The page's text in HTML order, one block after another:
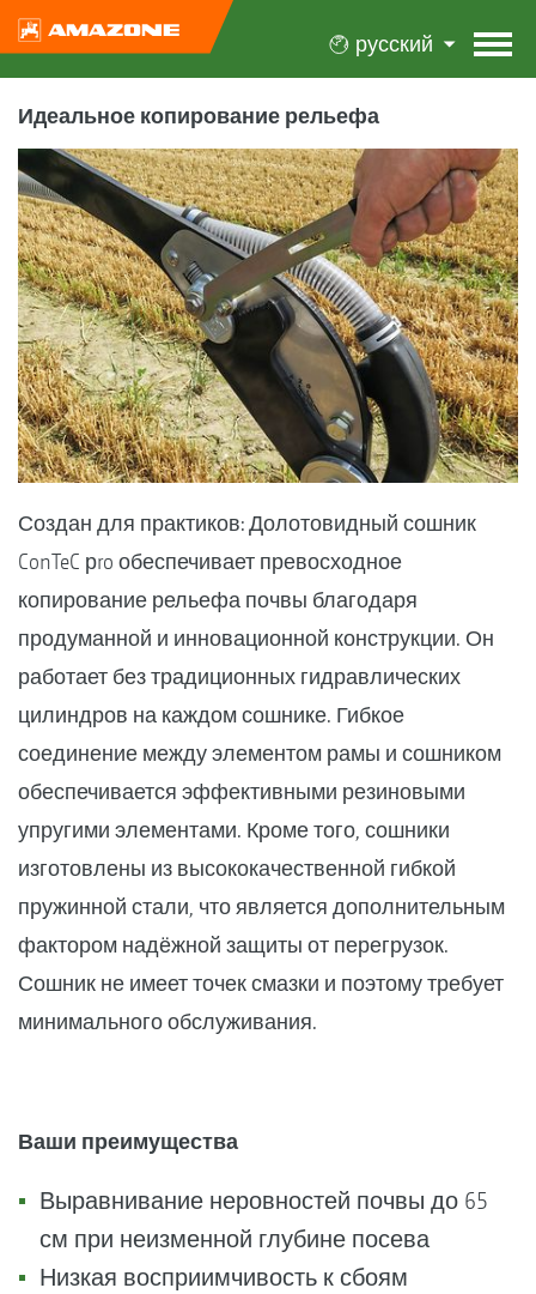
русский
Идеальное копирование рельефа
Создан для практиков: Долотовидный сошник
ConTeC рro обеспечивает превосходное
копирование рельефа почвы благодаря
продуманной и инновационной конструкции. Он
работает без традиционных гидравлических
цилиндров на каждом сошнике. Гибкое
соединение между элементом рамы и сошником
обеспечивается эффективными резиновыми
упругими элементами. Кроме того, сошники
изготовлены из высококачественной гибкой
пружинной стали, что является дополнительным
фактором надёжной защиты от перегрузок.
Сошник не имеет точек смазки и поэтому требует
минимального обслуживания.
Ваши преимущества
Выравнивание неровностей почвы до 65
см при неизменной глубине посева
Низкая восприимчивость к сбоям